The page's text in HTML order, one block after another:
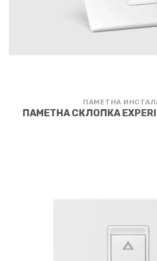
ПАМЕТНА
ПАМЕТНА СКЛОПКА